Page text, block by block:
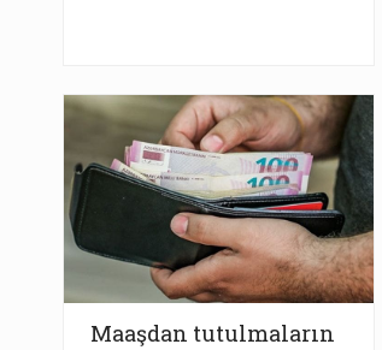
Maaşdan tutulmaların